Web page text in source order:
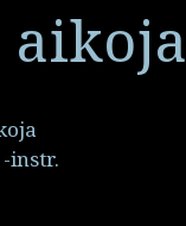
instr.